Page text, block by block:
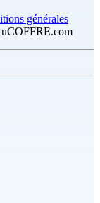
générales